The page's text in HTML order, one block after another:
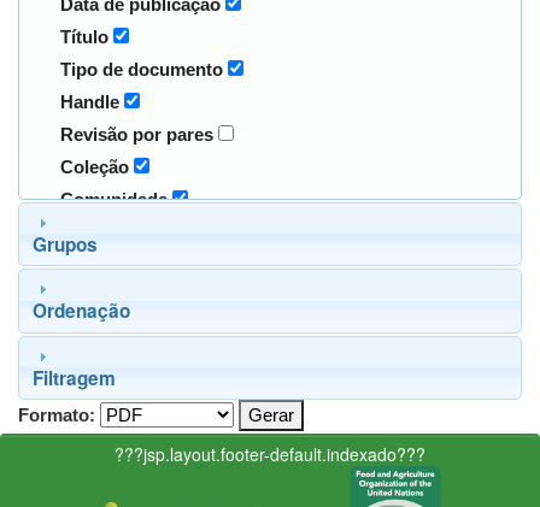
Data de publicação
Título
Tipo de documento
Handle
Revisão por pares
Coleção
Comunidade
Grupos
Ordenação
Filtragem
Formato:
???jsp.layout.footer-default.indexado???